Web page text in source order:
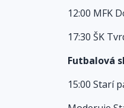
12:00 MFK
17:30 ŠK
Futbalová
15:00 Starí